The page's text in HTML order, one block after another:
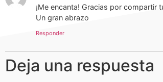
¡Me encanta! Gracias por compartir
Un gran abrazo
Responder
Deja una respuesta